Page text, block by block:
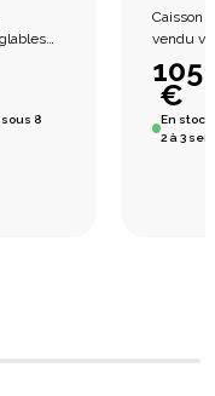
8
Caisson
vendu
105
€
En stock
2 à 3